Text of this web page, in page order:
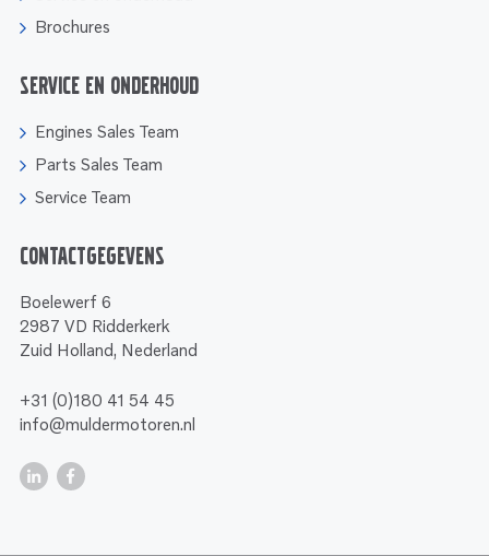
Brochures
Service en onderhoud
Engines Sales Team
Parts Sales Team
Service Team
Contactgegevens
Boelewerf 6
2987 VD Ridderkerk
Zuid Holland, Nederland
+31 (0)180 41 54 45
info@muldermotoren.nl